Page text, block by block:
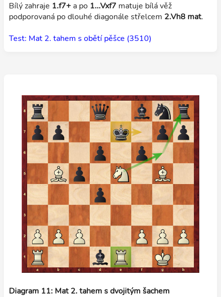
Bílý zahraje 1.f7+a po 1...Vxf7 matuje bílá věž
podporovaná po dlouhé diagonále střelcem 2.Vh8 mat.
Test: Mat 2. tahem s obětí pěšce (3510)
Diagram 11: Mat 2. tahem s dvojitým šachem